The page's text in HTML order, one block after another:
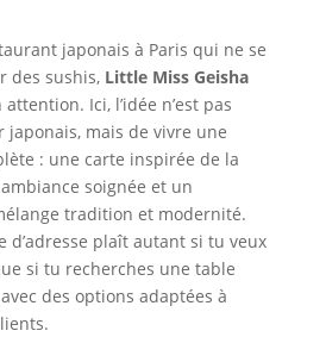
japonais à Paris qui ne se
des sushis, Little Miss Geisha
Ici, l’idée n’est pas
japonais, mais de vivre une
: une carte inspirée de la
soignée et un
tradition et modernité.
d’adresse plaît autant si tu veux
si tu recherches une table
des options adaptées à